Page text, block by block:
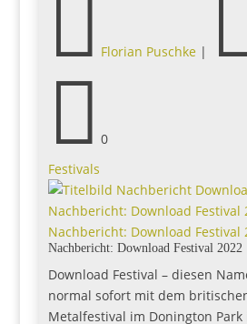
 Florian Puschke|
 0
Festivals
Nachbericht: Download Festival
Nachbericht: Download Festival 2022
Download Festival – diesen
normal sofort mit dem
Metalfestival im Donington Park